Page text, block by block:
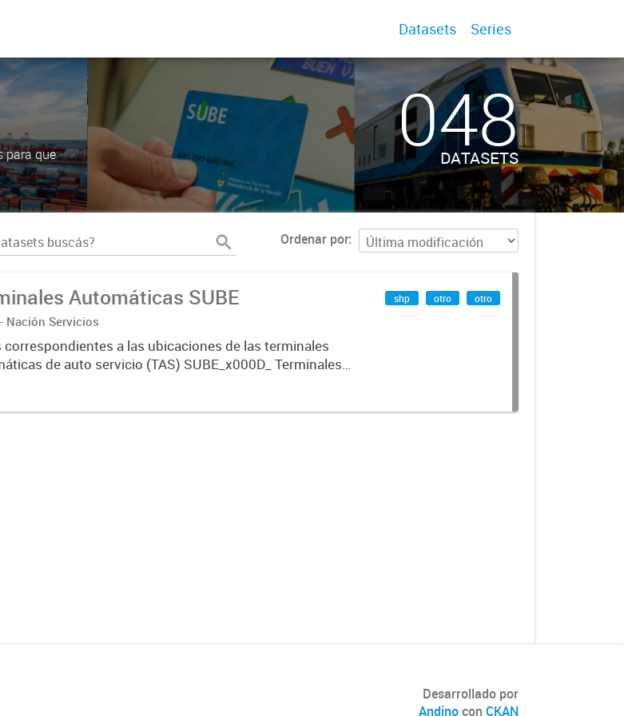
Datasets Series
para que
048
DATASETS
Ordenar por
Automáticas SUBE
Nación Servicios
correspondientes a las ubicaciones de las terminales
de auto servicio (TAS) SUBE_x000D_ Terminales
shp otro otro
Desarrollado por
Andinocon CKAN